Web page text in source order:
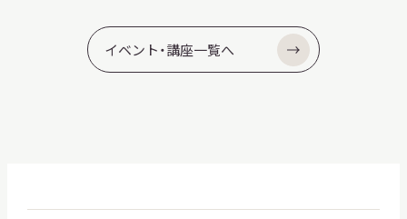
イベント・講座一覧へ